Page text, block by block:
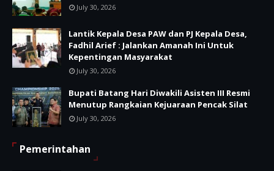
July 30, 2026
Lantik Kepala Desa PAW dan PJ Kepala Desa,
Fadhil Arief : Jalankan Amanah Ini Untuk
Kepentingan Masyarakat
July 30, 2026
Bupati Batang Hari Diwakili Asisten III Resmi
Menutup Rangkaian Kejuaraan Pencak Silat
July 30, 2026
Pemerintahan